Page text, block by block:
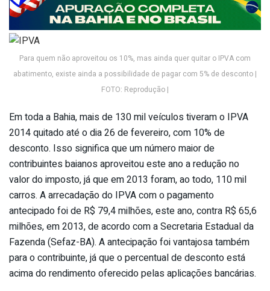
Para quem não aproveitou os 10%, mas ainda quer quitar o IPVA com
abatimento, existe ainda a possibilidade de pagar com 5% de desconto |
FOTO: Reprodução |
Em toda a Bahia, mais de 130 mil veículos tiveram o IPVA
2014 quitado até o dia 26 de fevereiro, com 10% de
desconto. Isso significa que um número maior de
contribuintes baianos aproveitou este ano a redução no
valor do imposto, já que em 2013 foram, ao todo, 110 mil
carros. A arrecadação do IPVA com o pagamento
antecipado foi de R$ 79,4 milhões, este ano, contra R$ 65,6
milhões, em 2013, de acordo com a Secretaria Estadual da
Fazenda (Sefaz-BA). A antecipação foi vantajosa também
para o contribuinte, já que o percentual de desconto está
acima do rendimento oferecido pelas aplicações bancárias.